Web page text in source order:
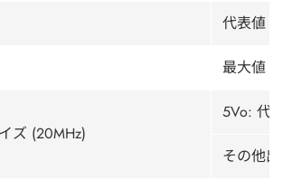
代表値
最大値
ズ (20MHz)
5Vo: 代
その他